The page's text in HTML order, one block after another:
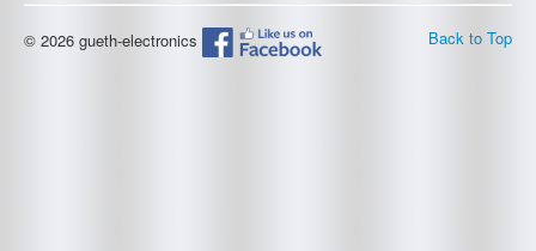
Back to Top
© 2026 gueth-electronics